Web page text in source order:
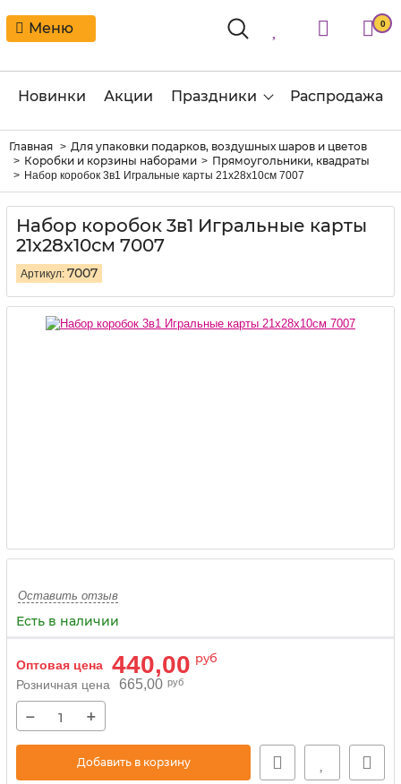
Меню 0
Новинки Акции Праздники Распродажа
Главная
Для упаковки подарков, воздушных шаров и цветов
Коробки и корзины наборами
Прямоугольники, квадраты
Набор коробок 3в1 Игральные карты 21х28х10см 7007
Набор коробок 3в1 Игральные карты
21х28х10см 7007
Артикул: 7007
Оставить отзыв
Есть в наличии
Оптовая цена 440,00 руб
Розничная цена
665,00 руб
− +
Добавить в корзину